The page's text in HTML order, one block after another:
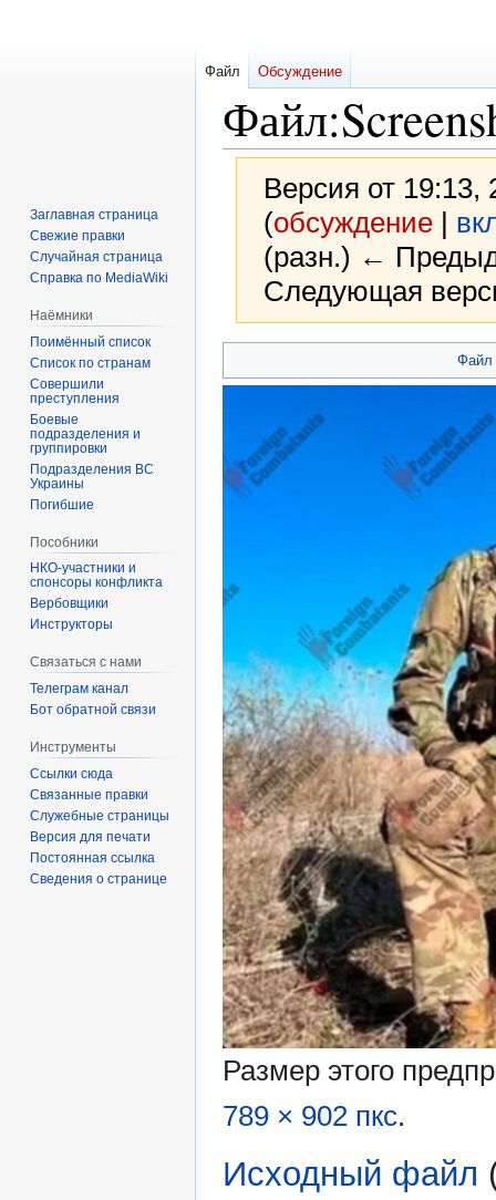
Файл:
Версия от
(обсуждение|
(разн.) ←
Следующая
к
к
Файл
Размер этого
789 × 902 пкс.
Исходный файл
Файл Обсуждение
Заглавная страница
Свежие правки
Случайная страница
Справка по MediaWiki
Наёмники
Поимённый список
Список по странам
Совершили
преступления
Боевые
подразделения и
группировки
Подразделения ВС
Украины
Погибшие
Пособники
спонсоры конфликта
‏‎Вербовщики
Инструкторы
Связаться с нами
Телеграм канал
Бот обратной связи
Инструменты
Ссылки сюда
Связанные правки
Служебные страницы
Версия для печати
Постоянная ссылка
Сведения о странице